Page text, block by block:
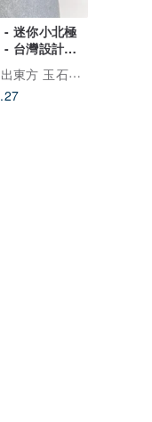
- 迷你小北極
- 台灣設計雕
鍊
方 玉石作坊 Oriental Sunrise